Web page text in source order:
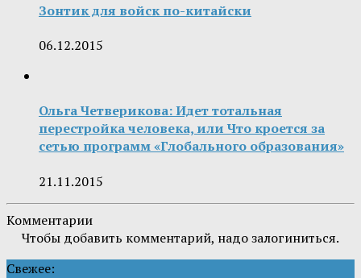
Зонтик для войск по-китайски
06.12.2015
Ольга Четверикова: Идет тотальная
перестройка человека, или Что кроется за
сетью программ «Глобального образования»
21.11.2015
Комментарии
Чтобы добавить комментарий, надо залогиниться.
Свежее: